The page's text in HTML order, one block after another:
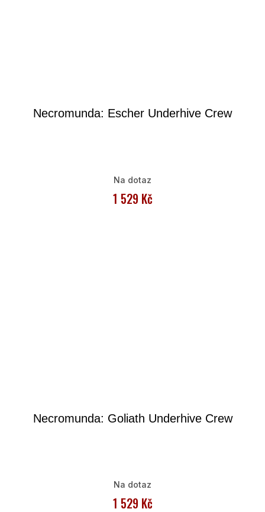
Necromunda: Escher Underhive Crew
Na dotaz
1 529 Kč
Necromunda: Goliath Underhive Crew
Na dotaz
1 529 Kč